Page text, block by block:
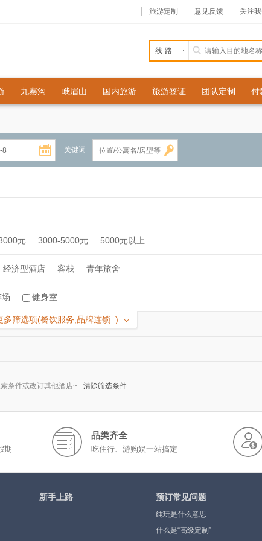
旅游定制 意见反馈 关注
线路
九寨沟 峨眉山 国内旅游 旅游签证 团队定制 付
关键词
元 3000-5000元 5000元以上
经济型酒店 客栈 青年旅舍
健身室
多筛选项(餐饮服务,品牌连锁..)
条件或改订其他酒店~ 清除筛选条件
期
品类齐全
吃住行、游购娱一站搞定
新手上路 预订常见问题
纯玩是什么意思
什么是“高级定制”